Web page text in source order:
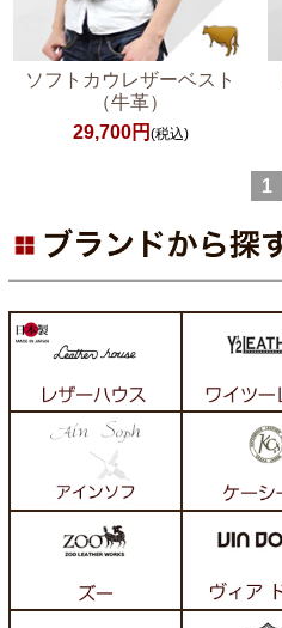
ソフトカウレザーベスト
（牛革）
29,700円 (税込)
1